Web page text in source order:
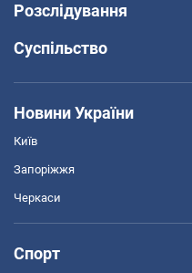
Розслідування
Суспільство
Новини України
Київ
Запоріжжя
Черкаси
Спорт